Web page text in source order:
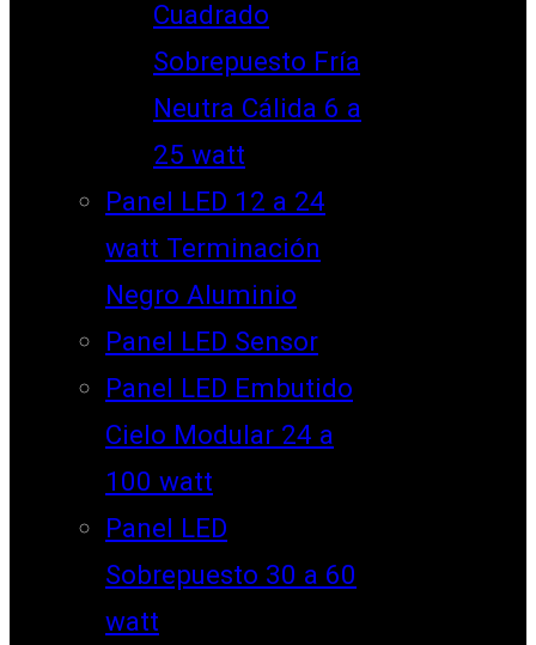
Cuadrado
Sobrepuesto Fría
Neutra Cálida 6 a
25 watt
Panel LED 12 a 24
watt Terminación
Negro Aluminio
Panel LED Sensor
Panel LED Embutido
Cielo Modular 24 a
100 watt
Panel LED
Sobrepuesto 30 a 60
watt